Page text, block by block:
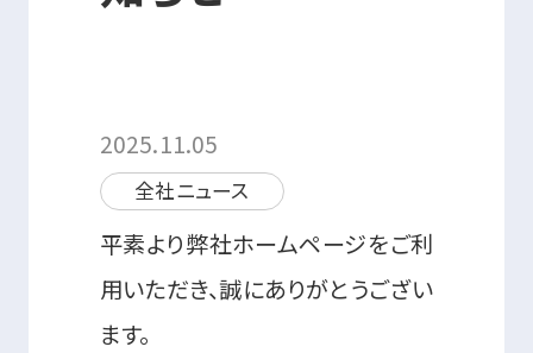
2025.11.05
全社ニュース
平素より弊社ホームページをご利
用いただき、誠にありがとうござい
ます。